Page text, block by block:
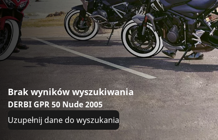
Brak wyników wyszukiwania
DERBI GPR 50 Nude 2005
Uzupełnij dane do wyszukania